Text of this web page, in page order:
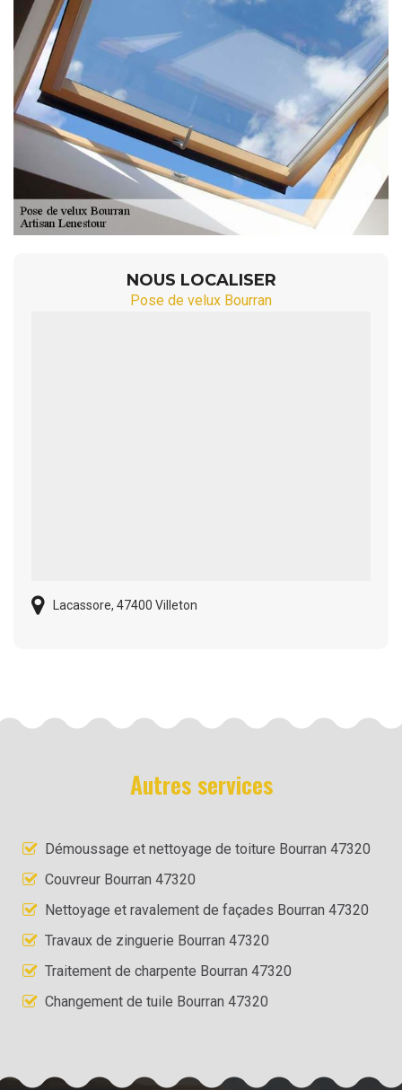
NOUS LOCALISER
Pose de velux Bourran
Lacassore, 47400 Villeton
Autres services
Démoussage et nettoyage de toiture Bourran 47320
Couvreur Bourran 47320
Nettoyage et ravalement de façades Bourran 47320
Travaux de zinguerie Bourran 47320
Traitement de charpente Bourran 47320
Changement de tuile Bourran 47320